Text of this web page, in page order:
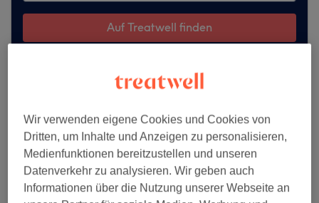
Auf Treatwell finden
Berlin
Hamburg
München
Köln
Mehr anzeigen...
Wir verwenden eigene Cookies und Cookies von
Dritten, um Inhalte und Anzeigen zu personalisieren,
Medienfunktionen bereitzustellen und unseren
Datenverkehr zu analysieren. Wir geben auch
Informationen über die Nutzung unserer Webseite an